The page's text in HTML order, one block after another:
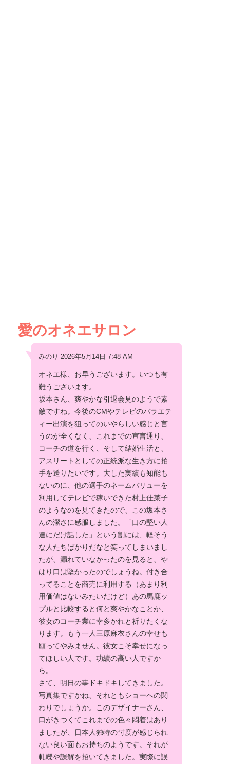
愛のオネエサロン
みのり 2026年5月14日 7:48 AM
オネエ様、お早うございます。いつも有
難うございます。
坂本さん、爽やかな引退会見のようで素
敵ですね。今後のCMやテレビのバラエテ
ィー出演を狙ってのいやらしい感じと言
うのが全くなく、これまでの宣言通り、
コーチの道を行く、そして結婚生活と、
アスリートとしての正統派な生き方に拍
手を送りたいです。大した実績も知能も
ないのに、他の選手のネームバリューを
利用してテレビで稼いできた村上佳菜子
のようなのを見てきたので、この坂本さ
んの潔さに感服しました。「口の堅い人
達にだけ話した」という割には、軽そう
な人たちばかりだなと笑ってしまいまし
たが、漏れていなかったのを見ると、や
はり口は堅かったのでしょうね。付き合
ってることを商売に利用する（あまり利
用価値はないみたいだけど）あの馬鹿ッ
プルと比較すると何と爽やかなことか、
彼女のコーチ業に幸多かれと祈りたくな
ります。もう一人三原麻衣さんの幸せも
願ってやみません。彼女こそ幸せになっ
てほしい人です。功績の高い人ですか
ら。
さて、明日の事ドキドキしてきました。
写真集ですかね、それともショーへの関
わりでしょうか。このデザイナーさん、
口がきつくてこれまでの色々悶着はあり
ましたが、日本人独特の忖度が感じられ
ない良い面もお持ちのようです。それが
軋轢や誤解を招いてきました。実際に誤